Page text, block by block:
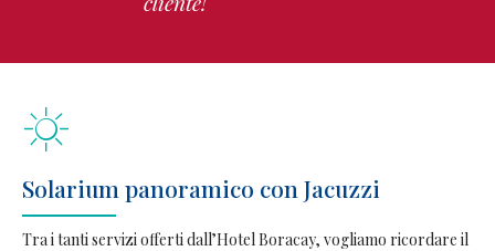
Solarium panoramico con Jacuzzi
Tra i tanti servizi offerti dall’Hotel Boracay, vogliamo ricordare il